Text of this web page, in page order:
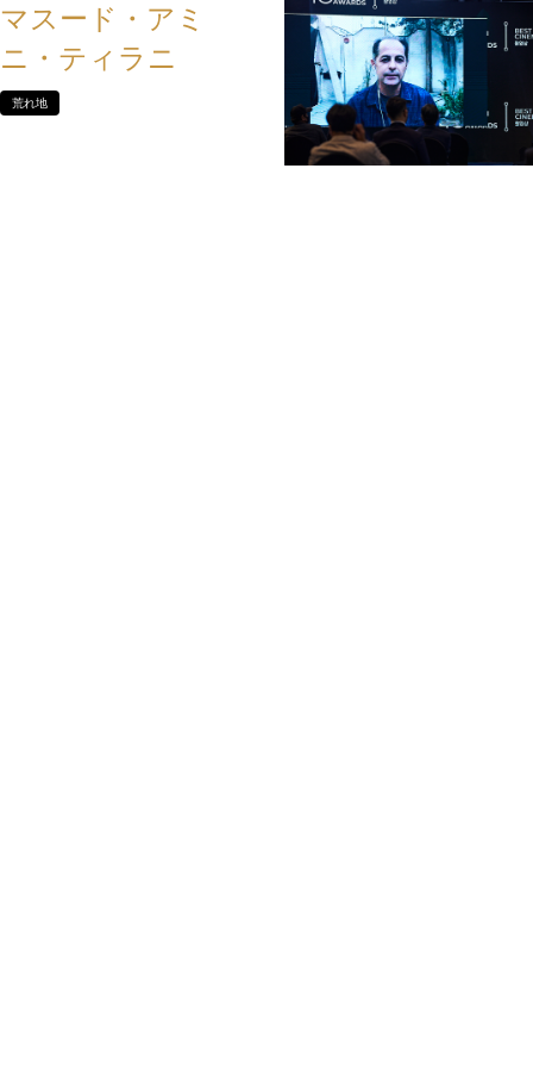
マスード・アミ
ニ・ティラニ
荒れ地